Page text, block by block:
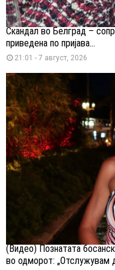
Скандал во Белград –
приведена по пријава...
21:01 - 7 август, 2026
(Видео) Познатата
во одморот: „Отслужувам